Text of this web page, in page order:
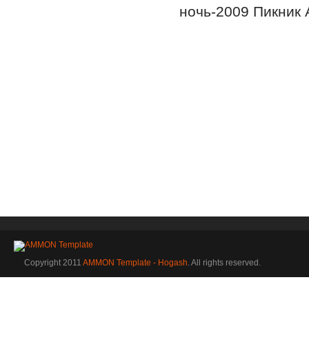
ночь-2009
Copyright 2011 AMMON Template - Hogash. All rights reserved.